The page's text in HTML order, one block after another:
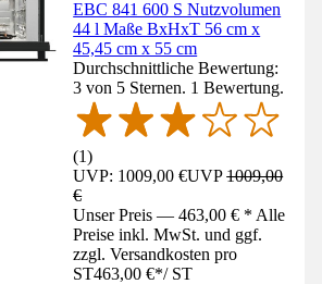
EBC 841 600 S Nutzvolumen
44 l Maße BxHxT 56 cm x
45,45 cm x 55 cm
Durchschnittliche Bewertung:
3 von 5 Sternen. 1 Bewertung.
(1)
UVP: 1009,00 €UVP1009,00
€
Unser Preis — 463,00 € * Alle
Preise inkl. MwSt. und ggf.
zzgl. Versandkosten pro
ST463,00 €*/ ST